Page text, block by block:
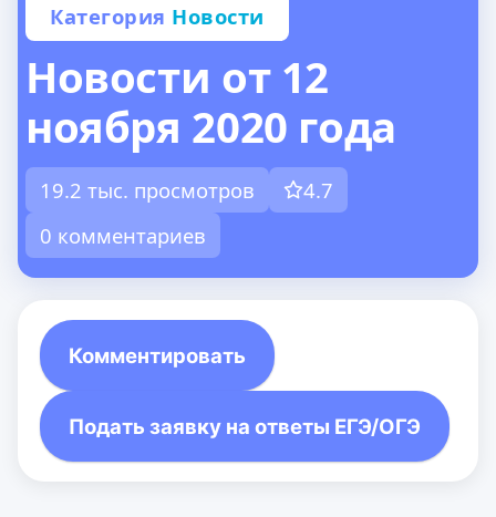
Категория Новости
Новости от 12
ноября 2020 года
19.2 тыс. просмотров
4.7
0 комментариев
Комментировать
Подать заявку на ответы ЕГЭ/ОГЭ